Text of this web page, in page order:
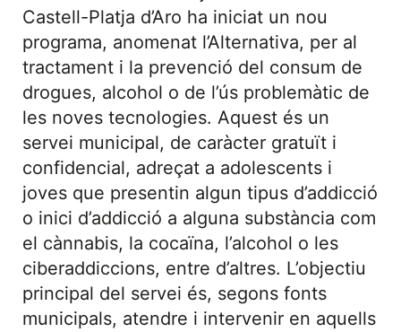
Castell-Platja d’Aro ha iniciat un nou
programa, anomenat l’Alternativa, per al
tractament i la prevenció del consum de
drogues, alcohol o de l’ús problemàtic de
les noves tecnologies. Aquest és un
servei municipal, de caràcter gratuït i
confidencial, adreçat a adolescents i
joves que presentin algun tipus d’addicció
o inici d’addicció a alguna substància com
el cànnabis, la cocaïna, l’alcohol o les
ciberaddiccions, entre d’altres. L’objectiu
principal del servei és, segons fonts
municipals, atendre i intervenir en aquells